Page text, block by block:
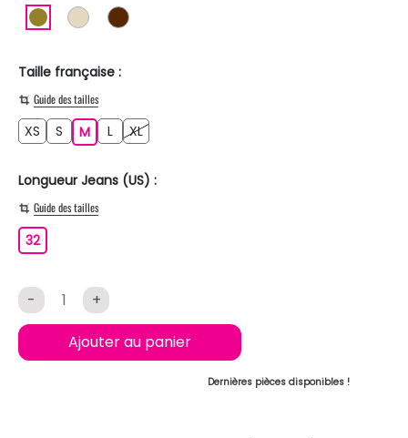
KAKI BEIGE MARRON
Taille française :
Guide des tailles
XS S MM L XLXL
Longueur Jeans (US) :
Guide des tailles
3232
- +
Ajouter au panier
Dernières pièces disponibles !